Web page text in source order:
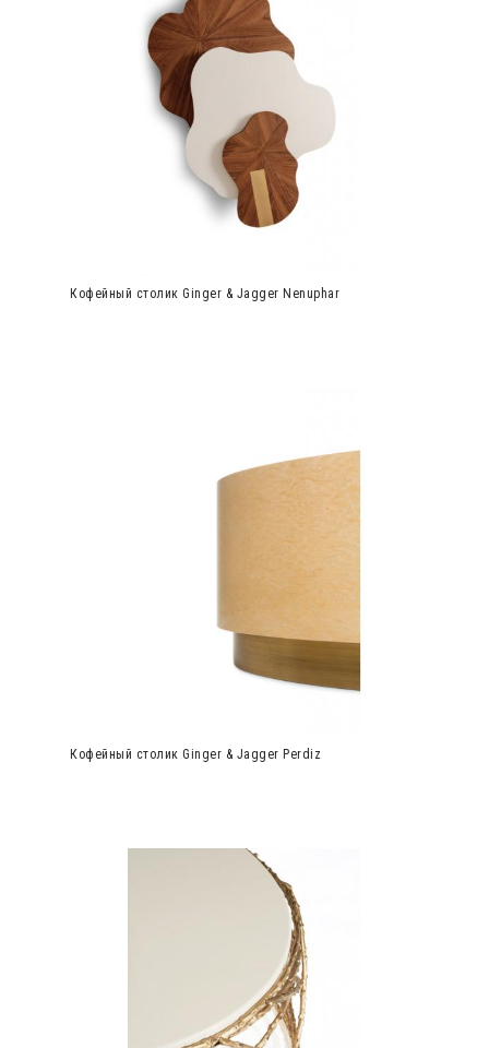
Кофейный столик Ginger & Jagger Nenuphar
Кофейный столик Ginger & Jagger Perdiz